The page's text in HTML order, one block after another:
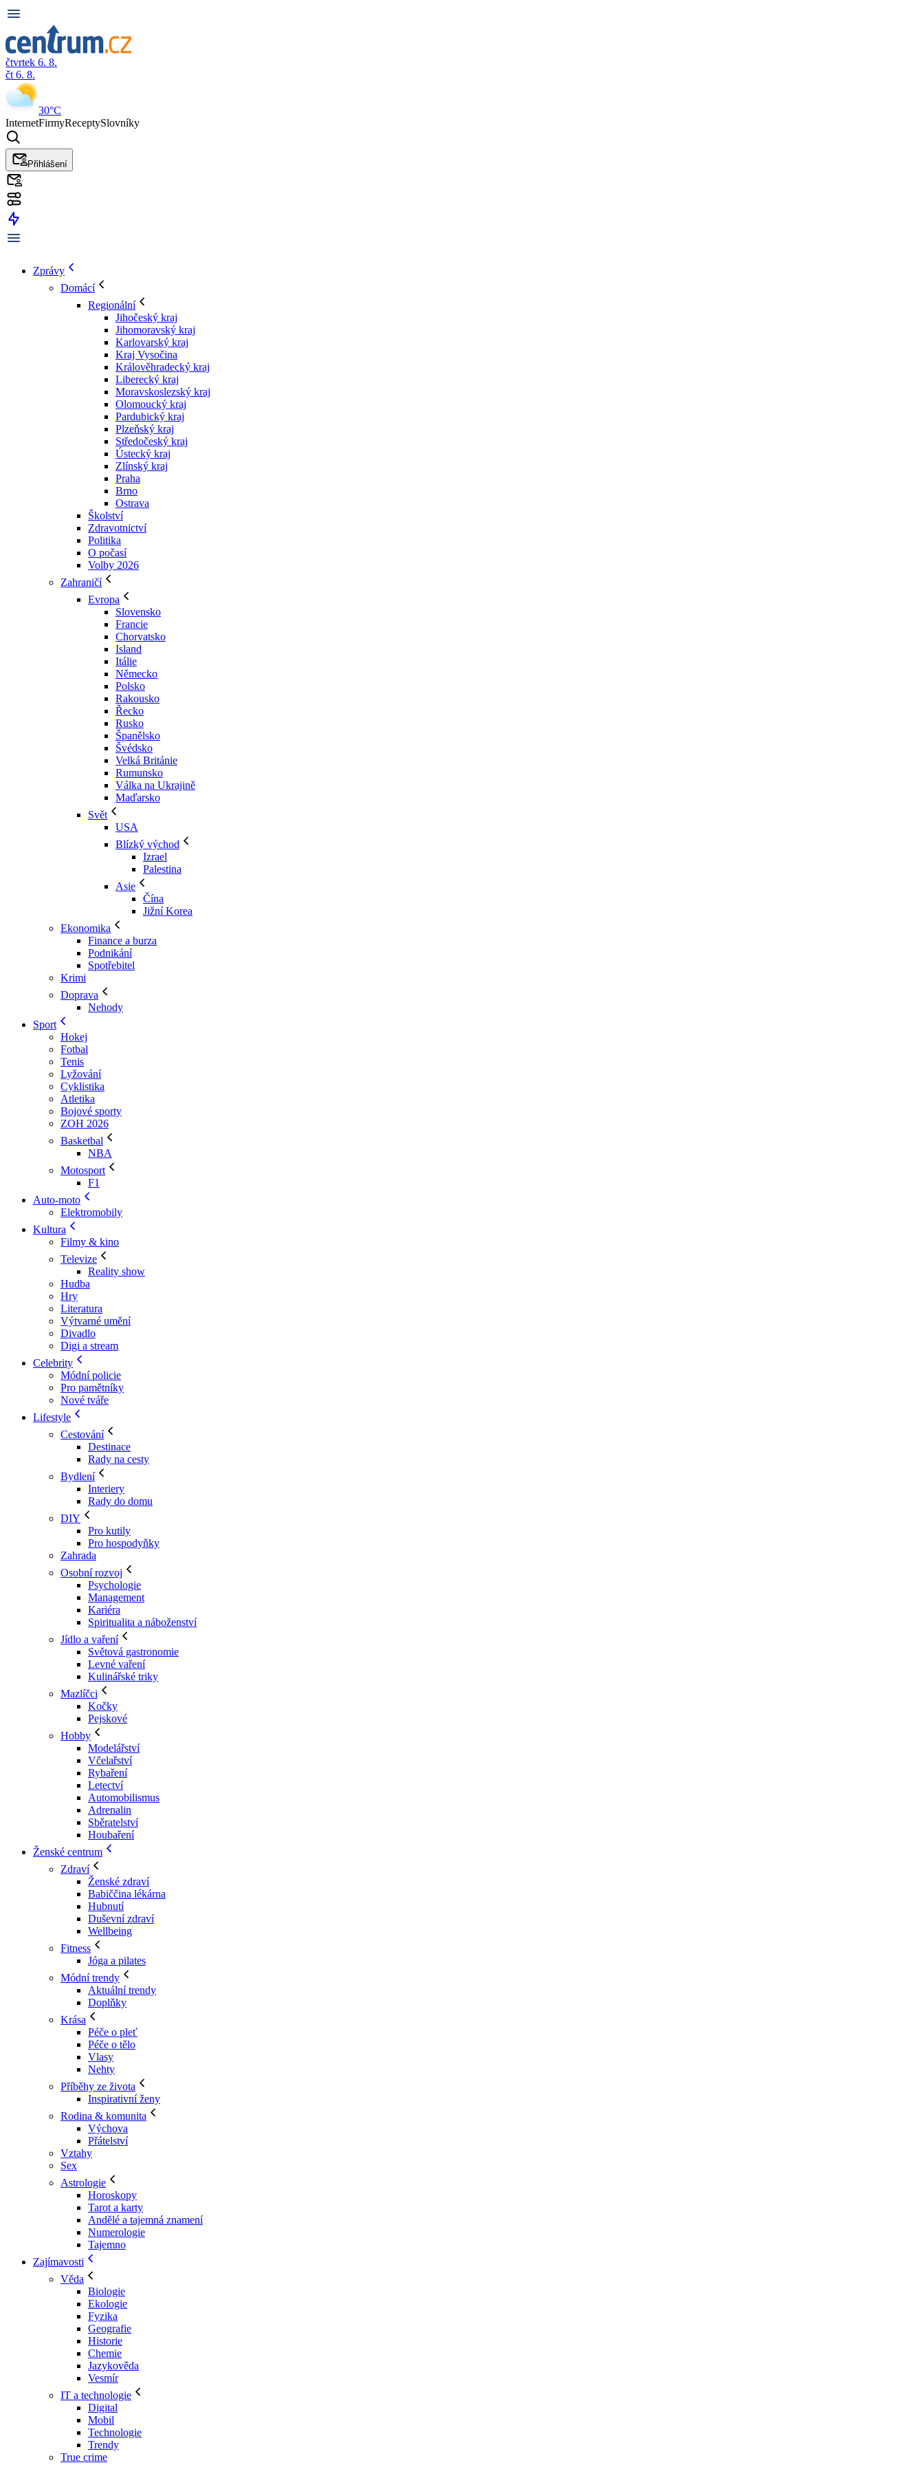
čtvrtek 6. 8.
čt 6. 8.
30°C
InternetFirmyReceptySlovníky
Přihlášení
Zprávy
Domácí
Regionální
Jihočeský kraj
Jihomoravský kraj
Karlovarský kraj
Kraj Vysočina
Králověhradecký kraj
Liberecký kraj
Moravskoslezský kraj
Olomoucký kraj
Pardubický kraj
Plzeňský kraj
Středočeský kraj
Ústecký kraj
Zlínský kraj
Praha
Brno
Ostrava
Školství
Zdravotnictví
Politika
O počasí
Volby 2026
Zahraničí
Evropa
Slovensko
Francie
Chorvatsko
Island
Itálie
Německo
Polsko
Rakousko
Řecko
Rusko
Španělsko
Švédsko
Velká Británie
Rumunsko
Válka na Ukrajině
Maďarsko
Svět
USA
Blízký východ
Izrael
Palestina
Asie
Čína
Jižní Korea
Ekonomika
Finance a burza
Podnikání
Spotřebitel
Krimi
Doprava
Nehody
Sport
Hokej
Fotbal
Tenis
Lyžování
Cyklistika
Atletika
Bojové sporty
ZOH 2026
Basketbal
NBA
Motosport
F1
Auto-moto
Elektromobily
Kultura
Filmy & kino
Televize
Reality show
Hudba
Hry
Literatura
Výtvarné umění
Divadlo
Digi a stream
Celebrity
Módní policie
Pro pamětníky
Nové tváře
Lifestyle
Cestování
Destinace
Rady na cesty
Bydlení
Interiery
Rady do domu
DIY
Pro kutily
Pro hospodyňky
Zahrada
Osobní rozvoj
Psychologie
Management
Kariéra
Spiritualita a náboženství
Jídlo a vaření
Světová gastronomie
Levné vaření
Kulinářské triky
Mazlíčci
Kočky
Pejskové
Hobby
Modelářství
Včelařství
Rybaření
Letectví
Automobilismus
Adrenalin
Sběratelství
Houbaření
Ženské centrum
Zdraví
Ženské zdraví
Babiččina lékárna
Hubnutí
Duševní zdraví
Wellbeing
Fitness
Jóga a pilates
Módní trendy
Aktuální trendy
Doplňky
Krása
Péče o pleť
Péče o tělo
Vlasy
Nehty
Příběhy ze života
Inspirativní ženy
Rodina & komunita
Výchova
Přátelství
Vztahy
Sex
Astrologie
Horoskopy
Tarot a karty
Andělé a tajemná znamení
Numerologie
Tajemno
Zajímavosti
Věda
Biologie
Ekologie
Fyzika
Geografie
Historie
Chemie
Jazykověda
Vesmír
IT a technologie
Digital
Mobil
Technologie
Trendy
True crime